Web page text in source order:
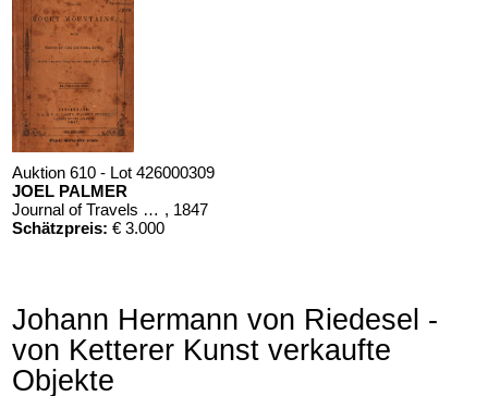
Auktion 610 - Lot 426000309
JOEL PALMER
Journal of Travels over the Rocky Mountains , 1847
Schätzpreis: € 3.000
Johann Hermann von Riedesel -
von Ketterer Kunst verkaufte
Objekte